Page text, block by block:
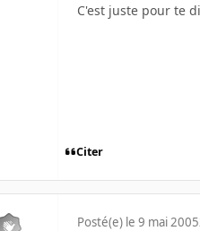
C'est juste pour te
Citer
Posté(e) le 9 mai 2005